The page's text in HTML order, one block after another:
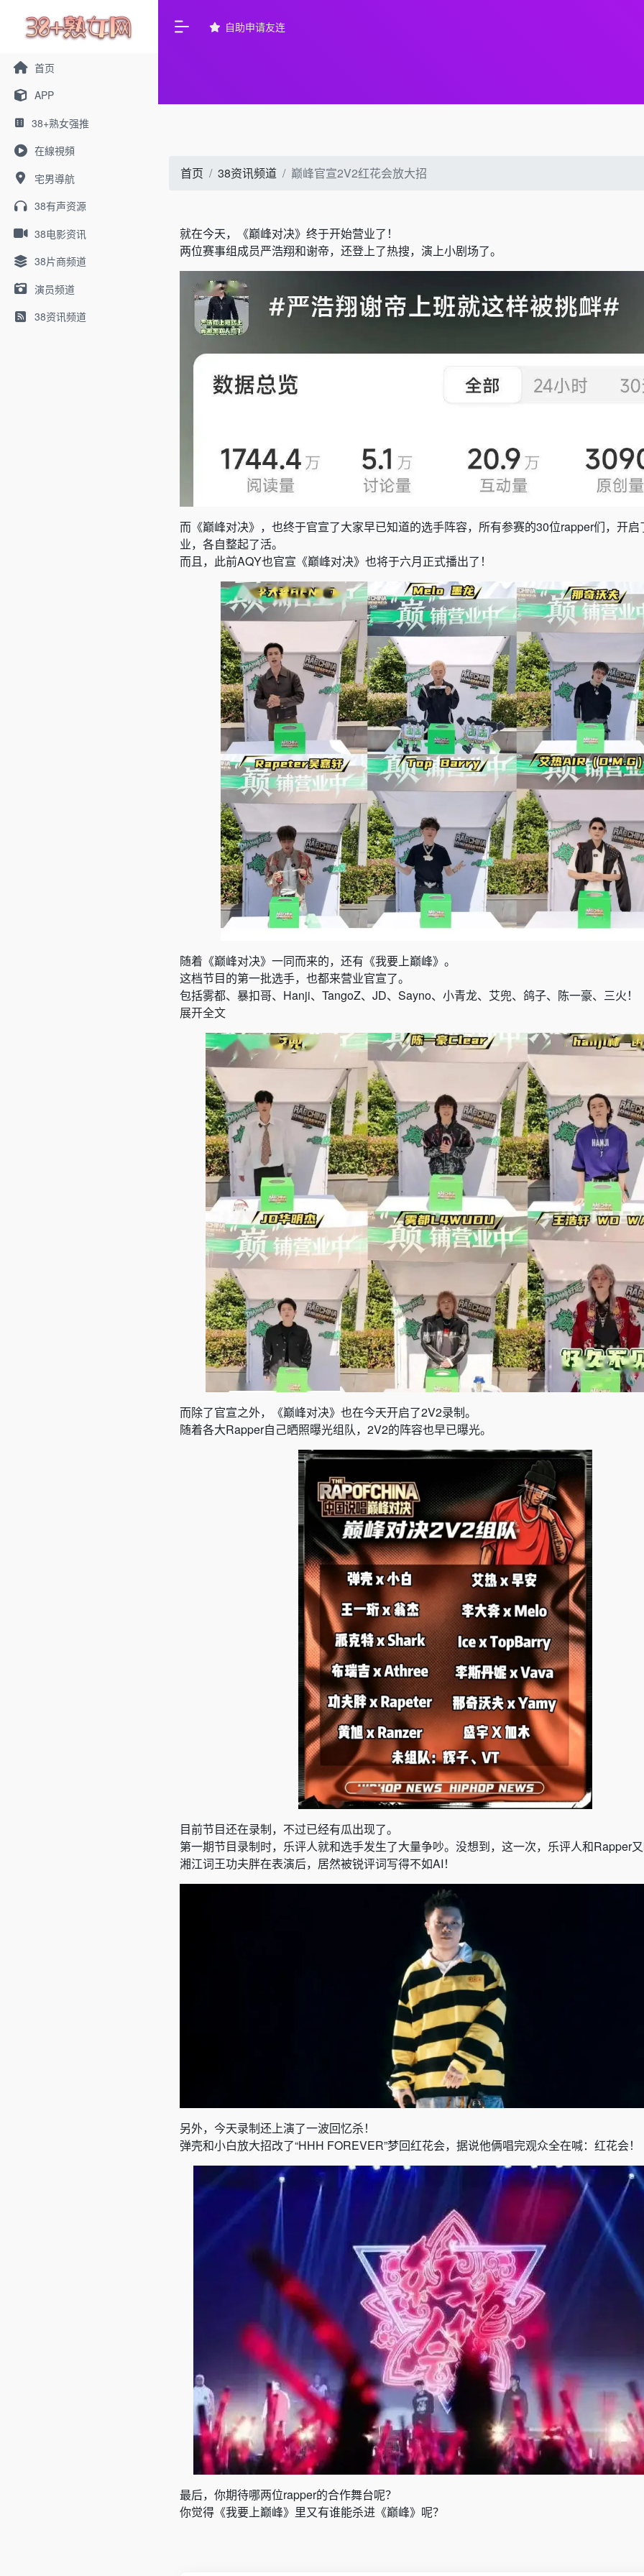
首页
APP
38+熟女强推
在線視頻
宅男導航
38有声资源
38电影资讯
38片商频道
演员频道
38资讯频道
自助申请友连
首页 38资讯频道 巅峰官宣2V2红花会放大招
就在今天，《巅峰对决》终于开始营业了！
两位赛事组成员严浩翔和谢帝，还登上了热搜，演上小剧场了。
而《巅峰对决》，也终于官宣了大家早已知道的选手阵容， 所有参赛的30位rapper们，开启
业，各自整起了活。
而且，此前AQY也官宣《巅峰对决》也将于六月正式播出了！
随着《巅峰对决》一同而来的，还有《我要上巅峰》。
这档节目的第一批选手，也都来营业官宣了。
包括雾都、暴扣哥、Hanji、TangoZ、JD、Sayno、小青龙、艾兜、鸽子、陈一豪、三火！
展开全文
而除了官宣之外，《巅峰对决》也在今天开启了2V2录制。
随着各大Rapper自己晒照曝光组队，2V2的阵容也早已曝光。
目前节目还在录制，不过已经有瓜出现了。
第一期节目录制时，乐评人就和选手发生了大量争吵。没想到，这一次，乐评人和Rapper又
湘江词王功夫胖在表演后，居然被锐评词写得不如AI！
另外，今天录制还上演了一波回忆杀！
弹壳和小白放大招改了“HHH FOREVER”梦回红花会，据说他俩唱完观众全在喊：红花会！
最后，你期待哪两位rapper的合作舞台呢？
你觉得《我要上巅峰》里又有谁能杀进《巅峰》呢？